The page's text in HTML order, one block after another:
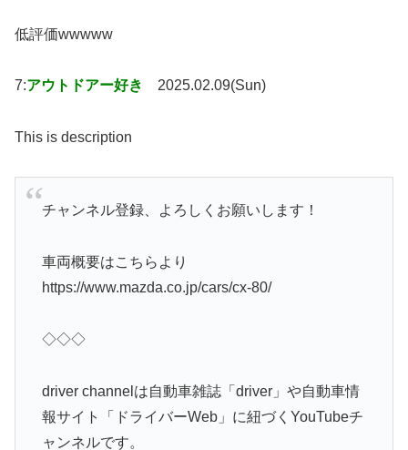
低評価wwwww
7:アウトドアー好き 2025.02.09(Sun)
This is description
チャンネル登録、よろしくお願いします！
車両概要はこちらより
https://www.mazda.co.jp/cars/cx-80/
◇◇◇
driver channelは自動車雑誌「driver」や自動車情
報サイト「ドライバーWeb」に紐づくYouTubeチ
ャンネルです。